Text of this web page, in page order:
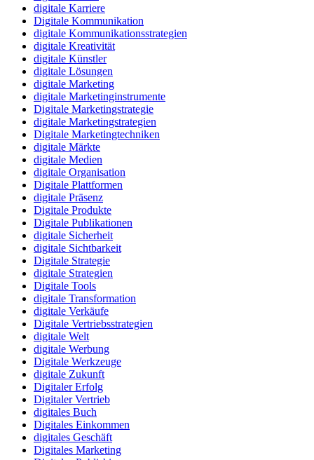
digitale Karriere
Digitale Kommunikation
digitale Kommunikationsstrategien
digitale Kreativität
digitale Künstler
digitale Lösungen
digitale Marketing
digitale Marketinginstrumente
Digitale Marketingstrategie
digitale Marketingstrategien
Digitale Marketingtechniken
digitale Märkte
digitale Medien
digitale Organisation
Digitale Plattformen
digitale Präsenz
Digitale Produkte
Digitale Publikationen
digitale Sicherheit
digitale Sichtbarkeit
Digitale Strategie
digitale Strategien
Digitale Tools
digitale Transformation
digitale Verkäufe
Digitale Vertriebsstrategien
digitale Welt
digitale Werbung
Digitale Werkzeuge
digitale Zukunft
Digitaler Erfolg
Digitaler Vertrieb
digitales Buch
Digitales Einkommen
digitales Geschäft
Digitales Marketing